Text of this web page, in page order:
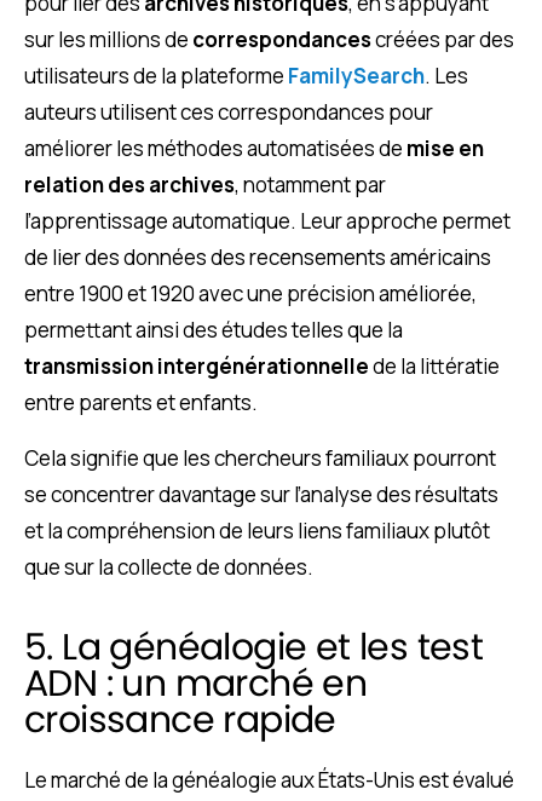
sur les millions de correspondancescréées par des
utilisateurs de la plateforme FamilySearch. Les
auteurs utilisent ces correspondances pour
améliorer les méthodes automatisées de mise en
relation des archives, notamment par
l’apprentissage automatique. Leur approche permet
de lier des données des recensements américains
entre 1900 et 1920 avec une précision améliorée,
permettant ainsi des études telles que la
transmission intergénérationnellede la littératie
entre parents et enfants.
Cela signifie que les chercheurs familiaux pourront
se concentrer davantage sur l’analyse des résultats
et la compréhension de leurs liens familiaux plutôt
que sur la collecte de données.
5. La généalogie et les test
ADN : un marché en
croissance rapide
Le marché de la généalogie aux États-Unis est évalué